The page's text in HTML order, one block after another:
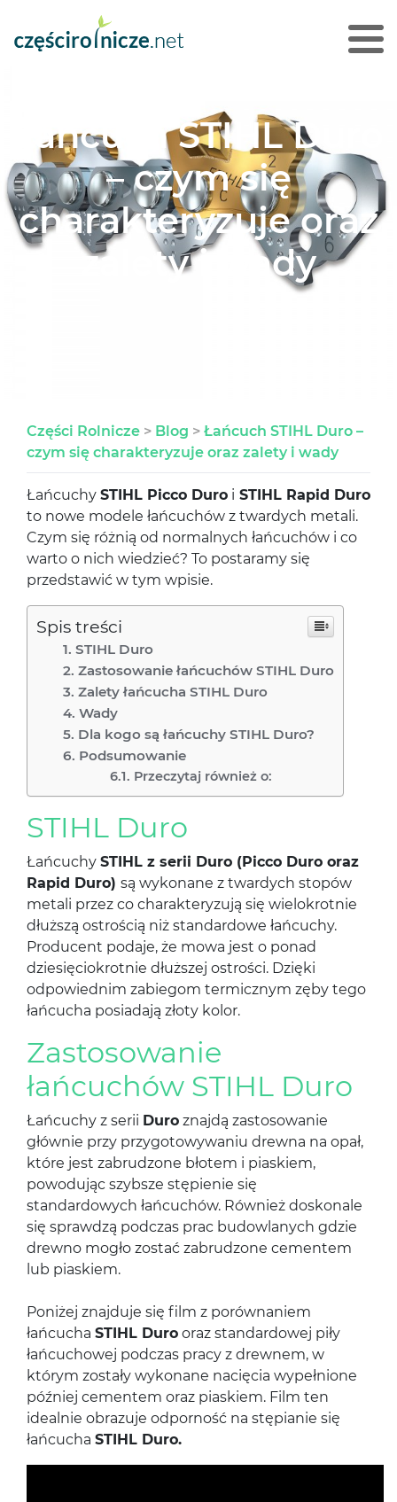
Łańcuch STIHL Duro
– czym się
charakteryzuje oraz
zalety i wady
Części Rolnicze > Blog > Łańcuch STIHL Duro –
czym się charakteryzuje oraz zalety i wady
Łańcuchy STIHL Picco Duro i STIHL Rapid Duro
to nowe modele łańcuchów z twardych metali.
Czym się różnią od normalnych łańcuchów i co
warto o nich wiedzieć? To postaramy się
przedstawić w tym wpisie.
Spis treści
STIHL Duro
Zastosowanie łańcuchów STIHL Duro
Zalety łańcucha STIHL Duro
Wady
Dla kogo są łańcuchy STIHL Duro?
Podsumowanie
Przeczytaj również o:
STIHL Duro
Łańcuchy STIHL z serii Duro (Picco Duro oraz
Rapid Duro) są wykonane z twardych stopów
metali przez co charakteryzują się wielokrotnie
dłuższą ostrością niż standardowe łańcuchy.
Producent podaje, że mowa jest o ponad
dziesięciokrotnie dłuższej ostrości. Dzięki
odpowiednim zabiegom termicznym zęby tego
łańcucha posiadają złoty kolor.
Zastosowanie
łańcuchów STIHL Duro
Łańcuchy z serii Duro znajdą zastosowanie
głównie przy przygotowywaniu drewna na opał,
które jest zabrudzone błotem i piaskiem,
powodując szybsze stępienie się
standardowych łańcuchów. Również doskonale
się sprawdzą podczas prac budowlanych gdzie
drewno mogło zostać zabrudzone cementem
lub piaskiem.
Poniżej znajduje się film z porównaniem
łańcucha STIHL Duro oraz standardowej piły
łańcuchowej podczas pracy z drewnem, w
którym zostały wykonane nacięcia wypełnione
później cementem oraz piaskiem. Film ten
idealnie obrazuje odporność na stępianie się
łańcucha STIHL Duro.